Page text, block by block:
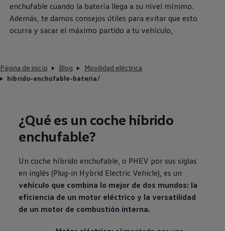
enchufable cuando la batería llega a su nivel mínimo.
Además, te damos consejos útiles para evitar que esto
ocurra y sacar el máximo partido a tu vehículo,
Página de inicio Blog
Movilidad eléctrica
hibrido-enchufable-bateria/
¿Qué es un coche híbrido
enchufable?
Un coche híbrido enchufable, o PHEV por sus siglas
en inglés (Plug-in Hybrid Electric Vehicle), es un
vehículo que combina lo mejor de dos mundos: la
eficiencia de un motor eléctrico y la versatilidad
de un motor de combustión interna.